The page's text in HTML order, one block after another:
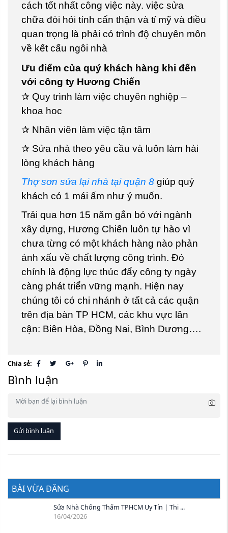
cách tốt nhất công việc này. việc sửa
chữa đòi hỏi tính cẩn thận và tỉ mỹ và điều
quan trọng là phải có trình độ chuyên môn
về kết cấu ngôi nhà
Ưu điểm của quý khách hàng khi đến
với công ty Hương Chiến
✰ Quy trình làm việc chuyên nghiệp –
khoa hoc
✰ Nhân viên làm việc tận tâm
✰ Sửa nhà theo yêu cầu và luôn làm hài
lòng khách hàng
Thợ sơn sửa lại nhà tại quận 8 giúp quý
khách có 1 mái ấm như ý muốn.
Trải qua hơn 15 năm gắn bó với ngành
xây dựng, Hương Chiến luôn tự hào vì
chưa từng có một khách hàng nào phản
ánh xấu về chất lượng công trình. Đó
chính là động lực thúc đẩy công ty ngày
càng phát triển vững mạnh. Hiện nay
chúng tôi có chi nhánh ở tất cả các quận
trên địa bàn TP HCM, các khu vực lân
cận: Biên Hòa, Đồng Nai, Bình Dương….
Chia sẻ:
Bình luận
Gửi bình luận
BÀI VỪA ĐĂNG
Sửa Nhà Chống Thấm TPHCM Uy Tín | Thi ...
16/04/2026